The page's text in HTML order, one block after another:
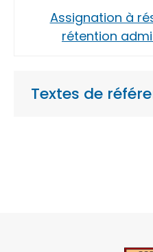
Assignation à
rétention
Textes de